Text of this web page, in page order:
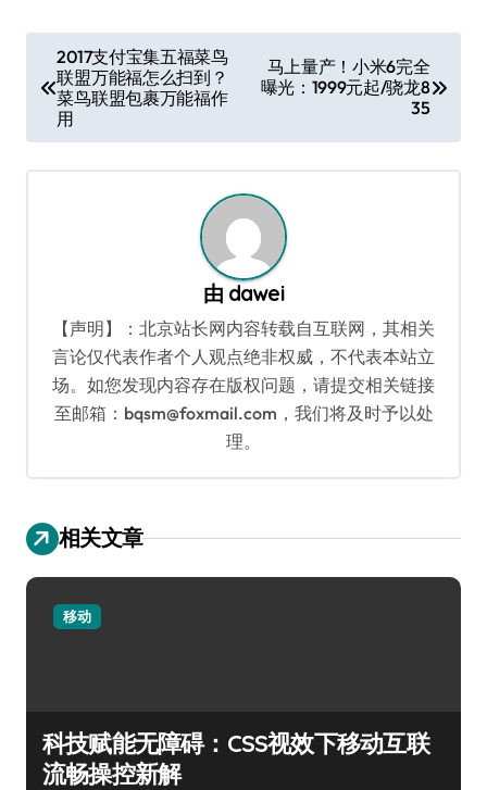
章
2017支付宝集五福菜鸟
联盟万能福怎么扫到？
菜鸟联盟包裹万能福作
用
马上量产！小米6完全
曝光：1999元起/骁龙8
35
由 dawei
【声明】：北京站长网内容转载自互联网，其相关
言论仅代表作者个人观点绝非权威，不代表本站立
场。如您发现内容存在版权问题，请提交相关链接
至邮箱：bqsm@foxmail.com，我们将及时予以处
理。
相关文章
移动
科技赋能无障碍：CSS视效下移动互联
流畅操控新解